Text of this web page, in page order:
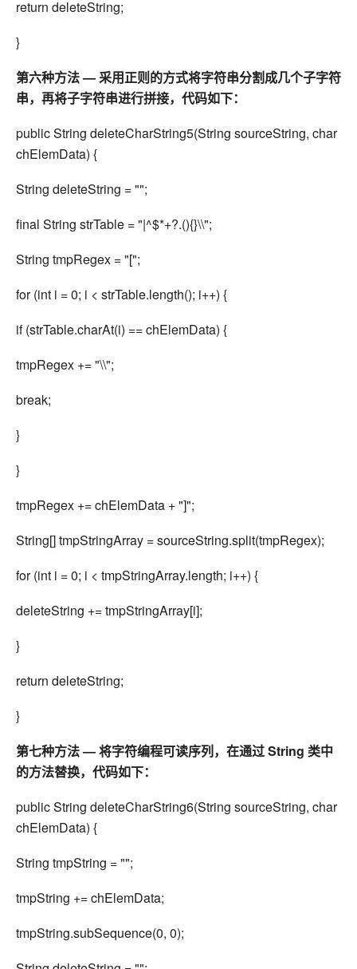
return deleteString;
}
第六种方法 — 采用正则的方式将字符串分割成几个子字符
串，再将子字符串进行拼接，代码如下：
public String deleteCharString5(String sourceString, char
chElemData) {
String deleteString = "";
final String strTable = "|^$*+?.(){}\\";
String tmpRegex = "[";
for (int i = 0; i < strTable.length(); i++) {
if (strTable.charAt(i) == chElemData) {
tmpRegex += "\\";
break;
}
}
tmpRegex += chElemData + "]";
String[] tmpStringArray = sourceString.split(tmpRegex);
for (int i = 0; i < tmpStringArray.length; i++) {
deleteString += tmpStringArray[i];
}
return deleteString;
}
第七种方法 — 将字符编程可读序列，在通过 String 类中
的方法替换，代码如下：
public String deleteCharString6(String sourceString, char
chElemData) {
String tmpString = "";
tmpString += chElemData;
tmpString.subSequence(0, 0);